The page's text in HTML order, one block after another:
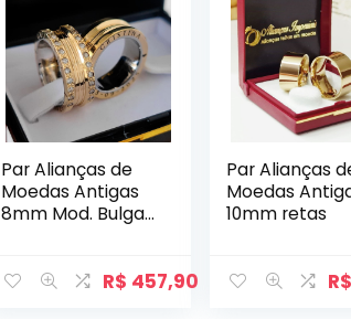
Par Alianças de
Moedas Antigas
8mm Mod. Bulgari
R$ 457,90
Par Alianças
Moedas
10mm retas
R$